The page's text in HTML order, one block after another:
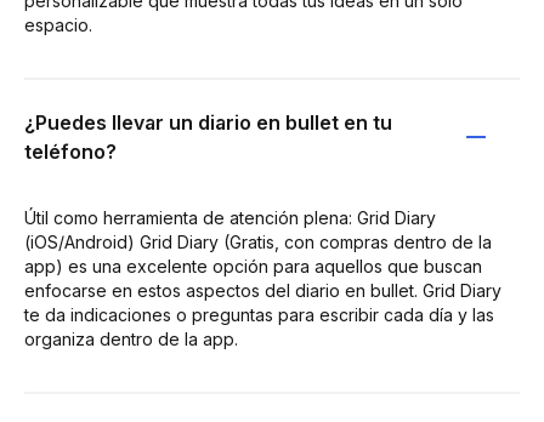
espacio.
¿Puedes llevar un diario en bullet en tu
teléfono?
Útil como herramienta de atención plena: Grid Diary
(iOS/Android) Grid Diary (Gratis, con compras dentro de la
app) es una excelente opción para aquellos que buscan
enfocarse en estos aspectos del diario en bullet. Grid Diary
te da indicaciones o preguntas para escribir cada día y las
organiza dentro de la app.